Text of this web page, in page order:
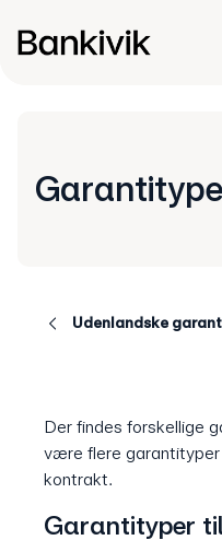
Udenlandske
Der findes forskellige
være flere garantityper
kontrakt.
Garantityper